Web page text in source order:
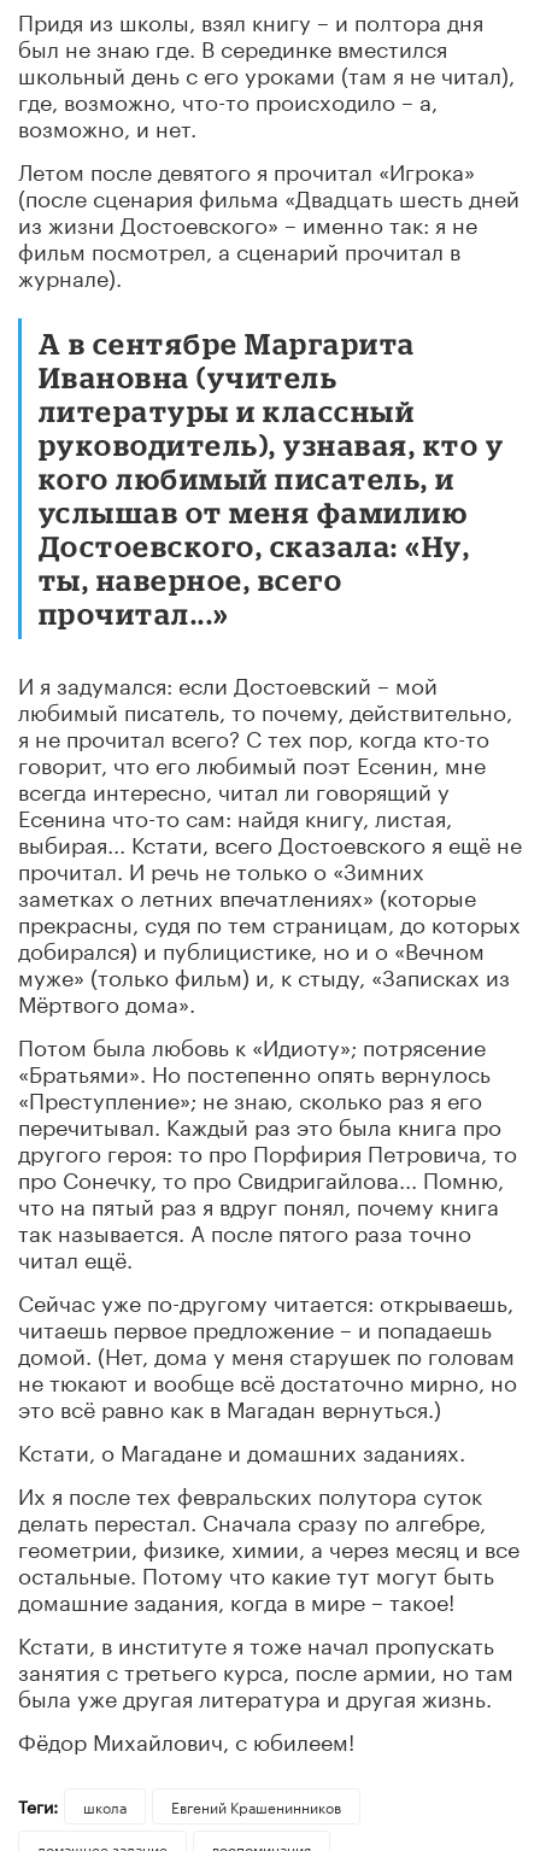
Придя из школы, взял книгу – и полтора дня
был не знаю где. В серединке вместился
школьный день с его уроками (там я не читал),
где, возможно, что-то происходило – а,
возможно, и нет.
Летом после девятого я прочитал «Игрока»
(после сценария фильма «Двадцать шесть дней
из жизни Достоевского» – именно так: я не
фильм посмотрел, а сценарий прочитал в
журнале).
А в сентябре Маргарита
Ивановна (учитель
литературы и классный
руководитель), узнавая, кто у
кого любимый писатель, и
услышав от меня фамилию
Достоевского, сказала: «Ну,
ты, наверное, всего
прочитал...»
И я задумался: если Достоевский – мой
любимый писатель, то почему, действительно,
я не прочитал всего? С тех пор, когда кто-то
говорит, что его любимый поэт Есенин, мне
всегда интересно, читал ли говорящий у
Есенина что-то сам: найдя книгу, листая,
выбирая... Кстати, всего Достоевского я ещё не
прочитал. И речь не только о «Зимних
заметках о летних впечатлениях» (которые
прекрасны, судя по тем страницам, до которых
добирался) и публицистике, но и о «Вечном
муже» (только фильм) и, к стыду, «Записках из
Мёртвого дома».
Потом была любовь к «Идиоту»; потрясение
«Братьями». Но постепенно опять вернулось
«Преступление»; не знаю, сколько раз я его
перечитывал. Каждый раз это была книга про
другого героя: то про Порфирия Петровича, то
про Сонечку, то про Свидригайлова... Помню,
что на пятый раз я вдруг понял, почему книга
так называется. А после пятого раза точно
читал ещё.
Сейчас уже по-другому читается: открываешь,
читаешь первое предложение – и попадаешь
домой. (Нет, дома у меня старушек по головам
не тюкают и вообще всё достаточно мирно, но
это всё равно как в Магадан вернуться.)
Кстати, о Магадане и домашних заданиях.
Их я после тех февральских полутора суток
делать перестал. Сначала сразу по алгебре,
геометрии, физике, химии, а через месяц и все
остальные. Потому что какие тут могут быть
домашние задания, когда в мире – такое!
Кстати, в институте я тоже начал пропускать
занятия с третьего курса, после армии, но там
была уже другая литература и другая жизнь.
Фёдор Михайлович, с юбилеем!
Теги: школа
Евгений Крашенинников